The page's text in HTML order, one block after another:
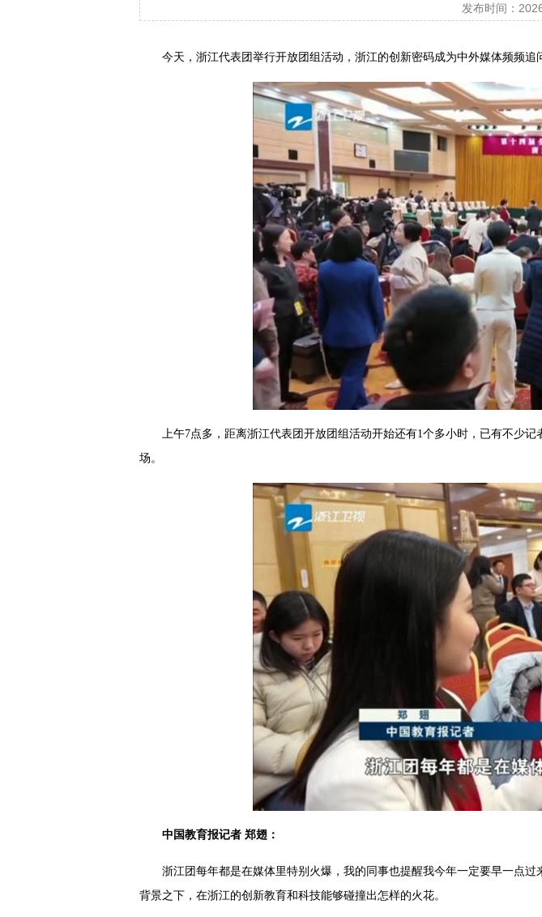
发布时间：
今天，浙江代表团举行开放团组活动，浙江的创新密码成为中外媒体频频追
上午7点多，距离浙江代表团开放团组活动开始还有1个多小时，已有不少
场。
中国教育报记者 郑翅：
浙江团每年都是在媒体里特别火爆，我的同事也提醒我今年一定要早一点
背景之下，在浙江的创新教育和科技能够碰撞出怎样的火花。